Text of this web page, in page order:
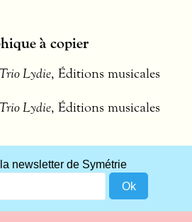
à copier
Lydie, Éditions musicales
Lydie, Éditions musicales
newsletter de Symétrie